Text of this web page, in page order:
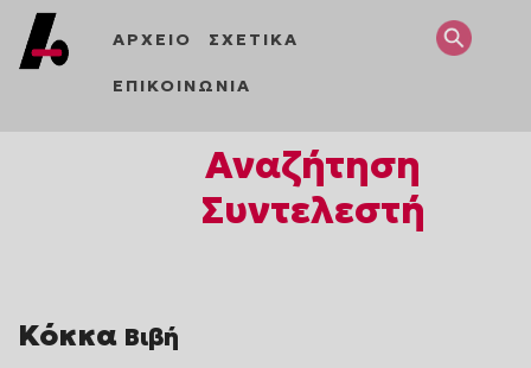
ΑΡΧΕΙΟ ΣΧΕΤΙΚΑ
ΕΠΙΚΟΙΝΩΝΙΑ
Αναζήτηση
Συντελεστή
Κόκκα Βιβή